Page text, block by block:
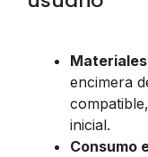
encimera
inicial.
Consumo